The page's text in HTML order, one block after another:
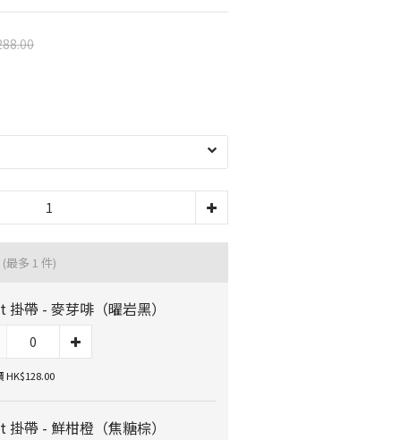
(最多 1 件)
掛帶 - 麥芽啡（曜岩黑）
HK$128.00
掛帶 - 鮮柑橙（焦糖棕）